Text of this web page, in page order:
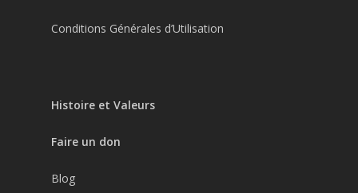
Conditions Générales d’Utilisation
Histoire et Valeurs
Faire un don
Blog